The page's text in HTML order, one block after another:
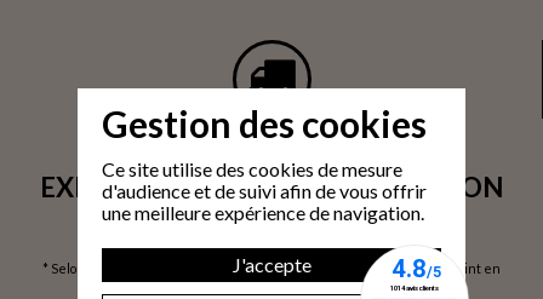
Gestion des cookies
Ce site utilise des cookies de mesure
d'audience et de suivi afin de vous offrir
une meilleure expérience de navigation.
J'accepte
EXPÉDITION SOUS 24H / LIVRAISON
SOUS 3 À 6 JOURS OUVRÉS*
* Selon volume de commande / via prise de rendez-vous / Livraison 1 point en
France Métropolitaine / hors Corse et îles, sur devis